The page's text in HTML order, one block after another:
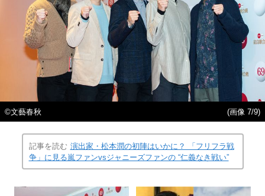
©文藝春秋 (画像 7/9)
記事を読む 演出家・松本潤の初陣はいかに？ 「フリフラ戦
争」に見る嵐ファンvsジャニーズファンの “仁義なき戦い”